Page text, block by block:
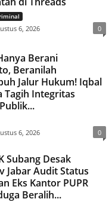
6, 2026 0
Berani
Beranilah
Jalur Hukum! Iqbal
Tagih Integritas
6, 2026 0
Subang Desak
Jabar Audit Status
Eks Kantor PUPR
Beralih...